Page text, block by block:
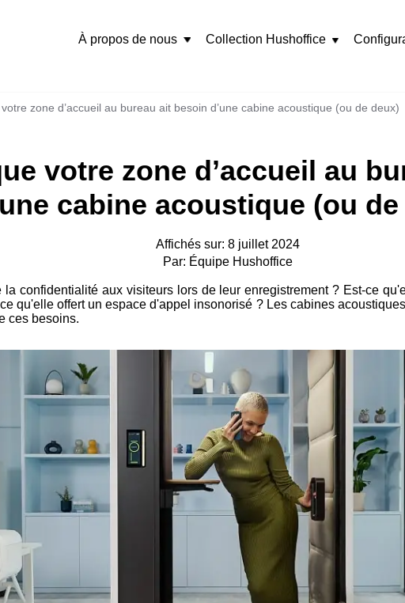
À propos de nous Collection HushofficeRozwiń
zone d’accueil au bureau ait besoin d’une cabine acoustique (ou de deux)
votre zone d’accueil au
cabine acoustique (ou
Affichés sur: 8 juillet 2024
Par: Équipe Hushoffice
confidentialité aux visiteurs lors de leur enregistrement ? Est-ce
qu'elle offert un espace d'appel insonorisé ? Les cabines
ces besoins.